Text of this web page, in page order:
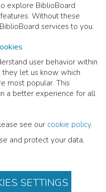
explore BiblioBoard
Without these
services to you.
user behavior within
they let us know which
most popular. This
a better experience for all
see our cookie policy.
and protect your data,
SETTINGS
Hanjo Hamann(Editor)